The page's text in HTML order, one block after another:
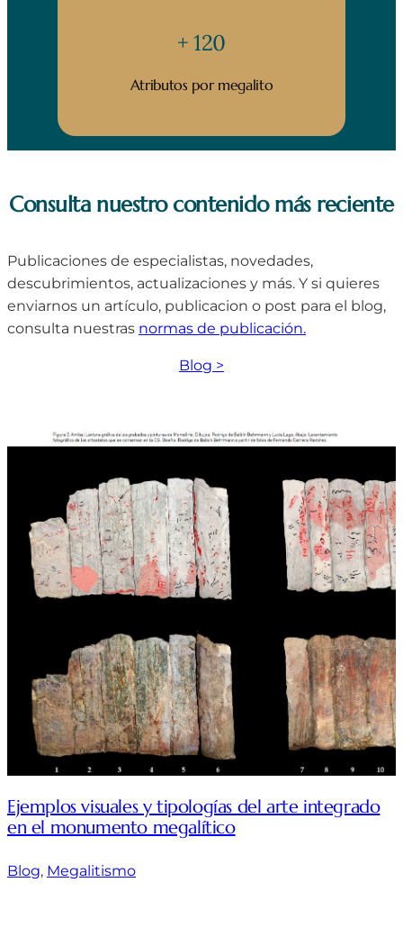
+ 120
Atributos por megalito
Consulta nuestro contenido más reciente
Publicaciones de especialistas, novedades,
descubrimientos, actualizaciones y más. Y si quieres
enviarnos un artículo, publicacion o post para el blog,
consulta nuestras normas de publicación.
Blog >
Ejemplos visuales y tipologías del arte integrado
en el monumento megalítico
Blog, Megalitismo